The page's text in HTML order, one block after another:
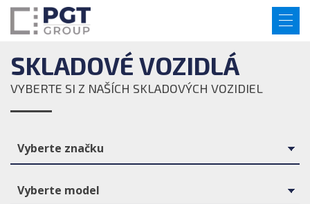
SKLADOVÉ VOZIDLÁ
VYBERTE SI Z NAŠÍCH SKLADOVÝCH VOZIDIEL
Vyberte značku
Vyberte model